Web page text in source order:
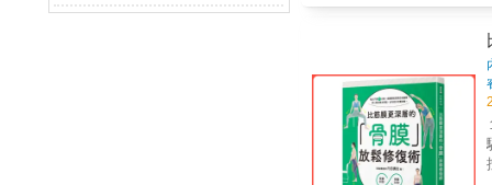
要洗
「